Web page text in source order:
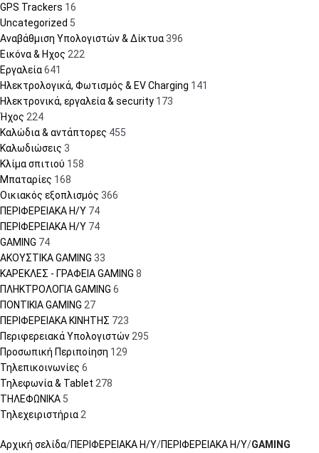
GPS Trackers 16
Uncategorized 5
Αναβάθμιση Υπολογιστών & Δίκτυα 396
Εικόνα & Ηχος 222
Εργαλεία641
Ηλεκτρολογικά, Φωτισμός & EV Charging 141
Ηλεκτρονικά, εργαλεία & security 173
Ήχος 224
Καλώδια & αντάπτορες 455
Καλωδιώσεις 3
Κλίμα σπιτιού 158
Μπαταρίες 168
Οικιακός εξοπλισμός 366
ΠΕΡΙΦΕΡΕΙΑΚΑ Η/Υ 74
ΠΕΡΙΦΕΡΕΙΑΚΑ Η/Υ 74
GAMING 74
ΑΚΟΥΣΤΙΚΑ GAMING 33
ΚΑΡΕΚΛΕΣ - ΓΡΑΦΕΙΑ GAMING 8
ΠΛΗΚΤΡΟΛΟΓΙΑ GAMING 6
ΠΟΝΤΙΚΙΑ GAMING 27
ΠΕΡΙΦΕΡΕΙΑΚΑ ΚΙΝΗΤΗΣ 723
Περιφερειακά Υπολογιστών 295
Προσωπική Περιποίηση 129
Τηλεπικοινωνίες 6
Τηλεφωνία & Tablet 278
ΤΗΛΕΦΩΝΙΚΑ 5
Τηλεχειριστήρια 2
Αρχική σελίδα ΠΕΡΙΦΕΡΕΙΑΚΑ Η/Υ ΠΕΡΙΦΕΡΕΙΑΚΑ Η/Υ GAMING